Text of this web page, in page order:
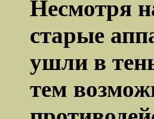
Несмотря
старые
ушли в
тем